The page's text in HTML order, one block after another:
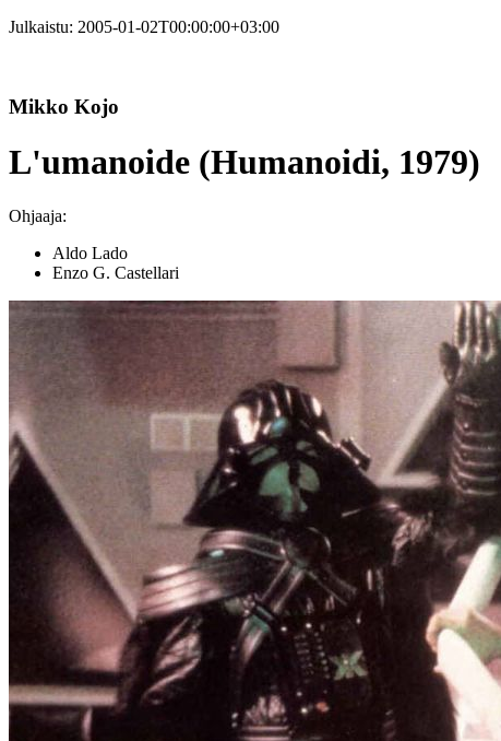
Julkaistu: 2005-01-02T00:00:00+03:00
Mikko Kojo
L'umanoide (Humanoidi, 1979)
Ohjaaja:
Aldo Lado
Enzo G. Castellari